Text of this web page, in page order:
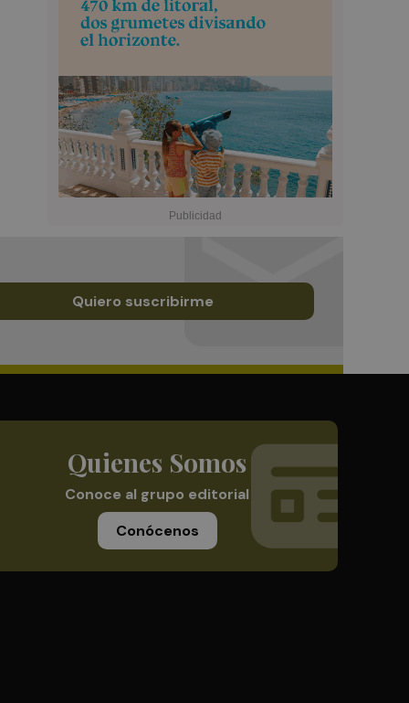
Quiero suscribirme
Quienes Somos
Conoce al grupo editorial
Conócenos